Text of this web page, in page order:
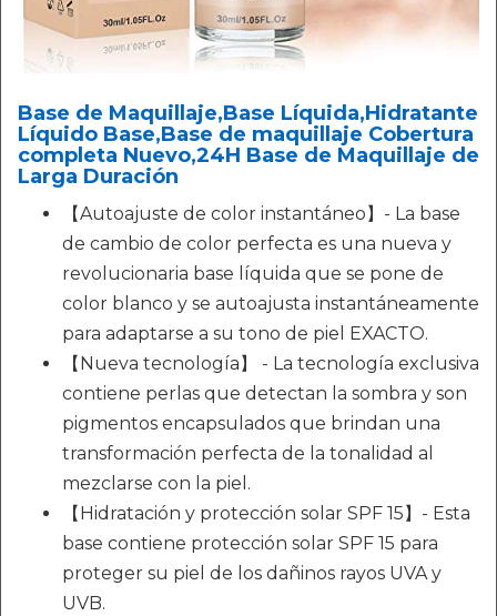
Base de Maquillaje,Base Líquida,Hidratante
Líquido Base,Base de maquillaje Cobertura
completa Nuevo,24H Base de Maquillaje de
Larga Duración
【Autoajuste de color instantáneo】- La base
de cambio de color perfecta es una nueva y
revolucionaria base líquida que se pone de
color blanco y se autoajusta instantáneamente
para adaptarse a su tono de piel EXACTO.
【Nueva tecnología】 - La tecnología exclusiva
contiene perlas que detectan la sombra y son
pigmentos encapsulados que brindan una
transformación perfecta de la tonalidad al
mezclarse con la piel.
【Hidratación y protección solar SPF 15】- Esta
base contiene protección solar SPF 15 para
proteger su piel de los dañinos rayos UVA y
UVB.